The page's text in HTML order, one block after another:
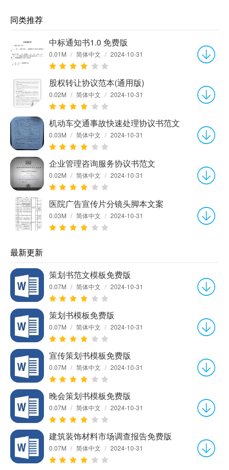
同类推荐
中标通知书1.0 免费版
0.01M / 简体中文 / 2024-10-31
股权转让协议范本(通用版)
0.02M / 简体中文 / 2024-10-31
机动车交通事故快速处理协议书范文
0.03M / 简体中文 / 2024-10-31
企业管理咨询服务协议书范文
0.02M / 简体中文 / 2024-10-31
医院广告宣传片分镜头脚本文案
0.03M / 简体中文 / 2024-10-31
最新更新
策划书范文模板免费版
0.07M / 简体中文 / 2024-10-31
策划书模板免费版
0.07M / 简体中文 / 2024-10-31
宣传策划书模板免费版
0.07M / 简体中文 / 2024-10-31
晚会策划书模板免费版
0.07M / 简体中文 / 2024-10-31
建筑装饰材料市场调查报告免费版
0.07M / 简体中文 / 2024-10-31